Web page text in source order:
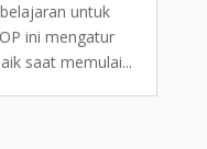
untuk
ini mengatur
saat memulai...